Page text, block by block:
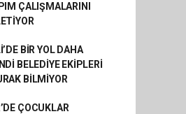
ÇALIŞMALARINI
BİR YOL DAHA
BELEDİYE EKİPLERİ
BİLMİYOR
ÇOCUKLAR